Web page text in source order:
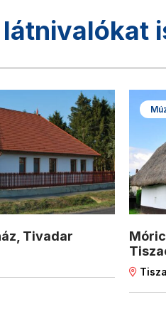
látnivalókat
Tivadar